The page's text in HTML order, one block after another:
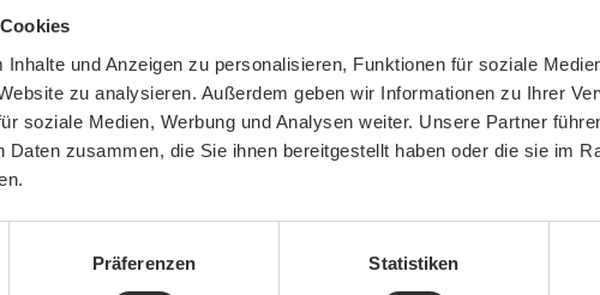
und Anzeigen zu personalisieren, Funktionen für soziale
zu analysieren. Außerdem geben wir Informationen zu Ihrer
soziale Medien, Werbung und Analysen weiter. Unsere Partner
Daten zusammen, die Sie ihnen bereitgestellt haben oder die sie im
Präferenzen Statistiken